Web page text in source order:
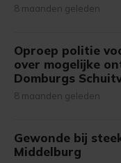
8 maanden geleden
Oproep politie
over mogelijke
Domburgs
8 maanden geleden
Gewonde bij
Middelburg